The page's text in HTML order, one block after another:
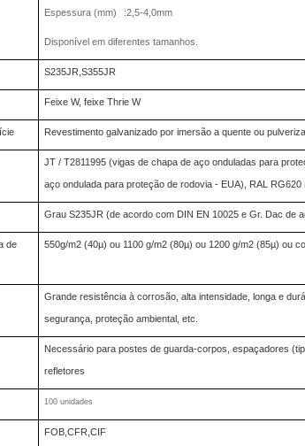
Espessura (mm) :2,5-4,0mm
Disponível em diferentes tamanhos.
S235JR,S355JR
Feixe W, feixe Thrie W
Revestimento galvanizado por imersão a quente ou
JT / T2811995 (vigas de chapa de aço onduladas para
aço ondulada para proteção de rodovia - EUA), RAL
Grau S235JR (de acordo com DIN EN 10025 e Gr. Dac de
de 550g/m2 (40µ) ou 1100 g/m2 (80µ) ou 1200 g/m2 (85µ) ou
Grande resistência à corrosão, alta intensidade, longa e
segurança, proteção ambiental, etc.
Necessário para postes de guarda-corpos, espaçadores
refletores
100 unidades
FOB,CFR,CIF